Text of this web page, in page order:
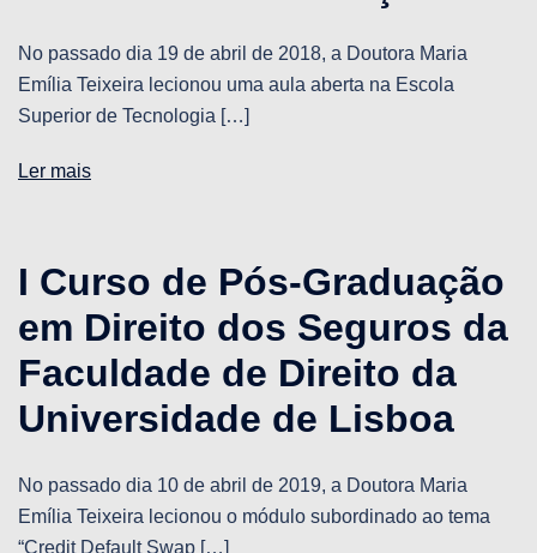
No passado dia 19 de abril de 2018, a Doutora Maria
Emília Teixeira lecionou uma aula aberta na Escola
Superior de Tecnologia […]
Ler mais
I Curso de Pós-Graduação
em Direito dos Seguros da
Faculdade de Direito da
Universidade de Lisboa
No passado dia 10 de abril de 2019, a Doutora Maria
Emília Teixeira lecionou o módulo subordinado ao tema
“Credit Default Swap […]